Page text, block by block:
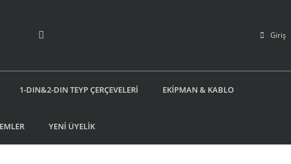
Giriş
1-DIN&2-DIN TEYP ÇERÇEVELERİ EKİPMAN & KABLO
YENİ ÜYELİK